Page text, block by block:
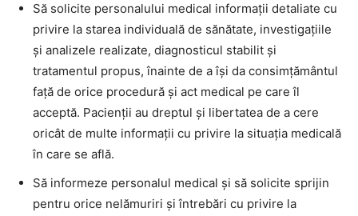
Să solicite personalului medical informaţii detaliate cu
privire la starea individuală de sănătate, investigaţiile
şi analizele realizate, diagnosticul stabilit şi
tratamentul propus, înainte de a îşi da consimţământul
faţă de orice procedură şi act medical pe care îl
acceptă. Pacienţii au dreptul şi libertatea de a cere
oricât de multe informaţii cu privire la situaţia medicală
în care se află.
Să informeze personalul medical şi să solicite sprijin
pentru orice nelămuriri şi întrebări cu privire la